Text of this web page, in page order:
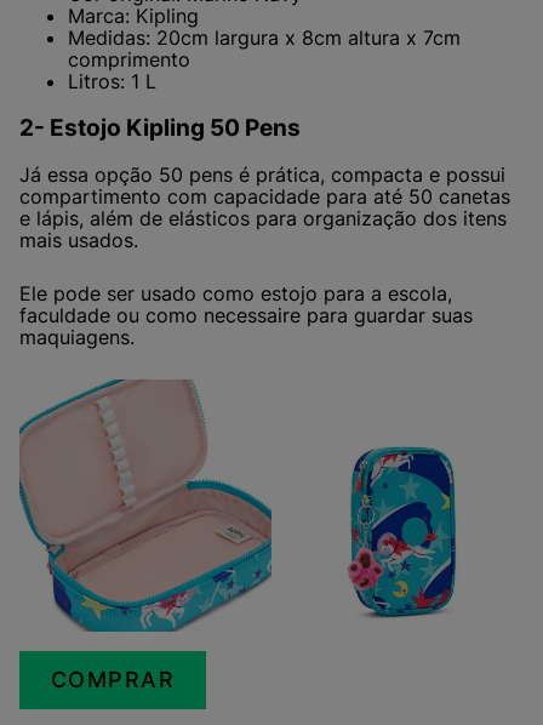
Marca: Kipling
Medidas: 20cm largura x 8cm altura x 7cm
comprimento
Litros: 1 L
2- Estojo Kipling 50 Pens
Já essa opção 50 pens é prática, compacta e possui
compartimento com capacidade para até 50 canetas
e lápis, além de elásticos para organização dos itens
mais usados.
Ele pode ser usado como estojo para a escola,
faculdade ou como necessaire para guardar suas
maquiagens.
COMPRAR